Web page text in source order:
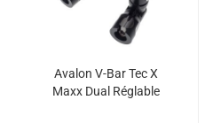
Avalon V-Bar Tec X
Maxx Dual Réglable